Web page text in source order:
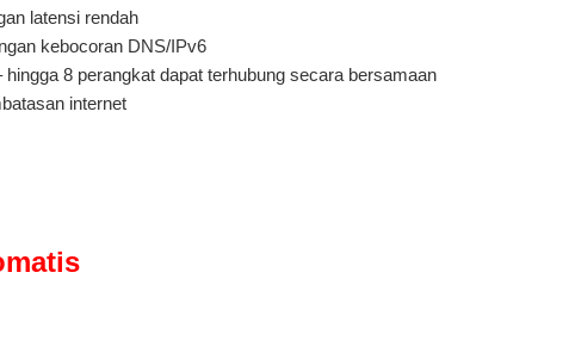
latensi rendah
kebocoran DNS/IPv6
8 perangkat dapat terhubung secara bersamaan
internet